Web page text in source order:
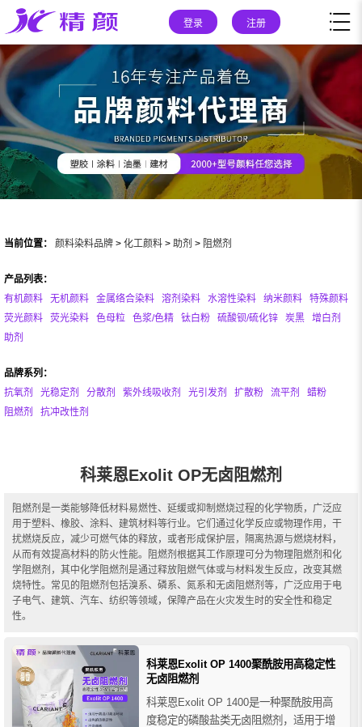
登录 注册
当前位置： 颜料染料品牌 > 化工颜料 > 助剂 > 阻燃剂
产品列表：
有机颜料
无机颜料 金属络合染料 溶剂染料 水溶性染料 纳米颜料
特殊颜料
荧光颜料
荧光染料 色母粒 色浆/色精 钛白粉 硫酸钡/硫化锌 炭黑
增白剂
助剂
品牌系列：
抗氧剂
光稳定剂 分散剂 紫外线吸收剂 光引发剂 扩散粉 流平剂
蜡粉
阻燃剂
抗冲改性剂
科莱恩Exolit OP无卤阻燃剂
阻燃剂是一类能够降低材料易燃性、延缓或抑制燃烧过程的化学物质，广泛应
用于塑料、橡胶、涂料、建筑材料等行业。它们通过化学反应或物理作用，干
扰燃烧反应，减少可燃气体的释放，或者形成保护层，隔离热源与燃烧材料，
从而有效提高材料的防火性能。阻燃剂根据其工作原理可分为物理阻燃剂和化
学阻燃剂，其中化学阻燃剂是通过释放阻燃气体或与材料发生反应，改变其燃
烧特性。常见的阻燃剂包括溴系、磷‌系、氮系和无卤阻燃剂等，广泛应用于电
子电气、建筑、汽车、纺织等领域，保障产品在火灾发生时的安全性和稳定
性。
科莱恩Exolit OP 1400聚酰胺用高稳定性
无卤阻燃剂
科莱恩Exolit OP 1400是一种聚酰胺用高
度稳定的磷酸盐类无卤阻燃剂，适用于增